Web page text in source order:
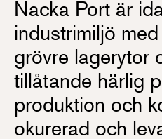
Nacka Port är
industrimiljö
grövre lagerytor
tillåtande härlig
produktion och
okurerad och